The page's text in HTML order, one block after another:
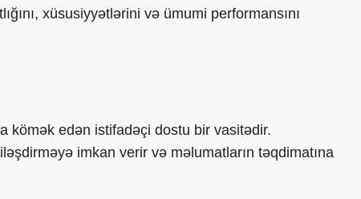
xüsusiyyətlərini və ümumi performansını
kömək edən istifadəçi dostu bir vasitədir.
imkan verir və məlumatların təqdimatına